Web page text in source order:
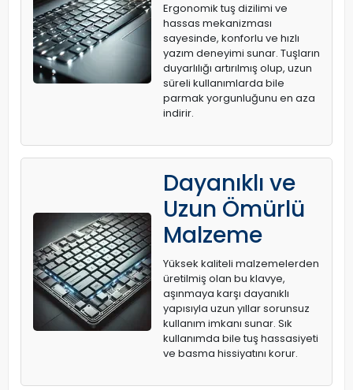
Ergonomik tuş dizilimi ve
hassas mekanizması
sayesinde, konforlu ve hızlı
yazım deneyimi sunar. Tuşların
duyarlılığı artırılmış olup, uzun
süreli kullanımlarda bile
parmak yorgunluğunu en aza
indirir.
Dayanıklı ve
Uzun Ömürlü
Malzeme
Yüksek kaliteli malzemelerden
üretilmiş olan bu klavye,
aşınmaya karşı dayanıklı
yapısıyla uzun yıllar sorunsuz
kullanım imkanı sunar. Sık
kullanımda bile tuş hassasiyeti
ve basma hissiyatını korur.